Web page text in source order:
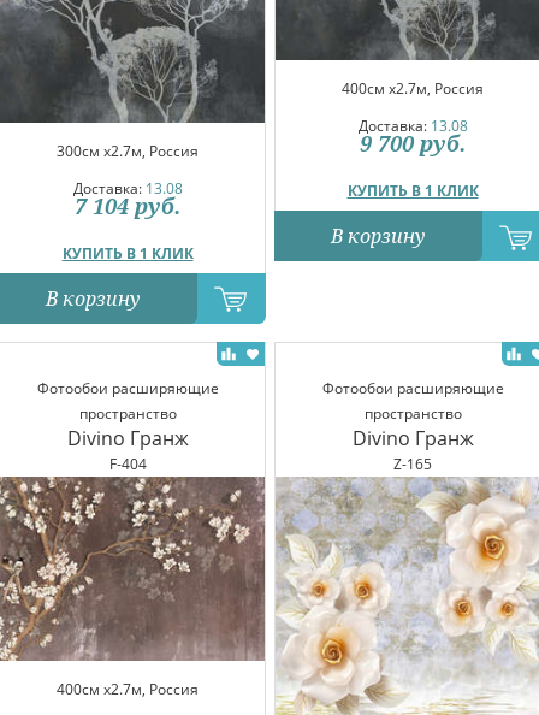
300см x2.7м, Россия
Доставка: 13.08
КУПИТЬ В 1 КЛИК
7 104 руб.
В корзину
400см x2.7м, Россия
Доставка: 13.08
КУПИТЬ В 1 КЛИК
9 700 руб.
В корзину
Фотообои расширяющие
пространство
Divino Гранж
F-404
400см x2.7м, Россия
Фотообои расширяющие
пространство
Divino Гранж
Z-165